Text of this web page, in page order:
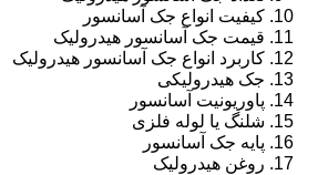
کیفیت انواع جک آسانسور
قیمت جک آسانسور هیدرولیک
کاربرد انواع جک آسانسور هیدرولیک
جک هیدرولیکی
پاوریونیت آسانسور
شلنگ یا لوله فلزی
پایه جک آسانسور
روغن هیدرولیک